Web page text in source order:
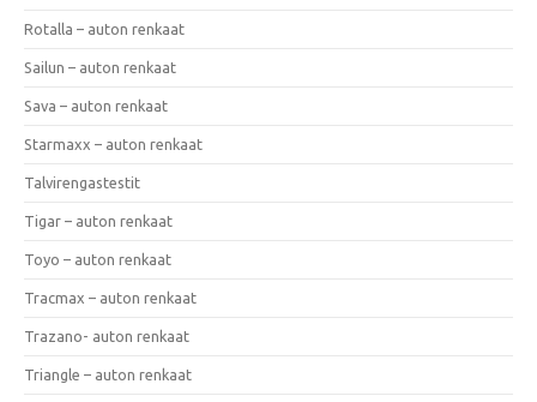
Rotalla – auton renkaat
Sailun – auton renkaat
Sava – auton renkaat
Starmaxx – auton renkaat
Talvirengastestit
Tigar – auton renkaat
Toyo – auton renkaat
Tracmax – auton renkaat
Trazano- auton renkaat
Triangle – auton renkaat